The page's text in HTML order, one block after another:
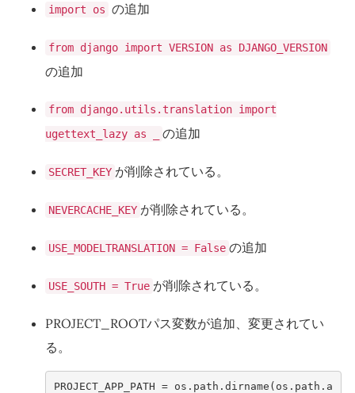
import os の追加
from django import VERSION as DJANGO_VERSION
の追加
from django.utils.translation import
ugettext_lazy as _
の追加
SECRET_KEY が削除されている。
NEVERCACHE_KEY が削除されている。
USE_MODELTRANSLATION = False の追加
USE_SOUTH = True が削除されている。
PROJECT_ROOTパス変数が追加、変更されてい
る。
PROJECT_APP_PATH = os . path . dirname ( os . path . a